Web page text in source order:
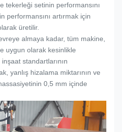
tekerleği setinin performansını
performansını artırmak için
üretilir.
almaya kadar, tüm makine,
uygun olarak kesinlikle
standartlarının
yanlış hizalama miktarının ve
0,5 mm içinde